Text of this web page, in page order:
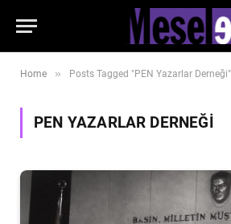
Home » Posts Tagged "PEN Yazarlar Derneği"
PEN YAZARLAR DERNEĞI